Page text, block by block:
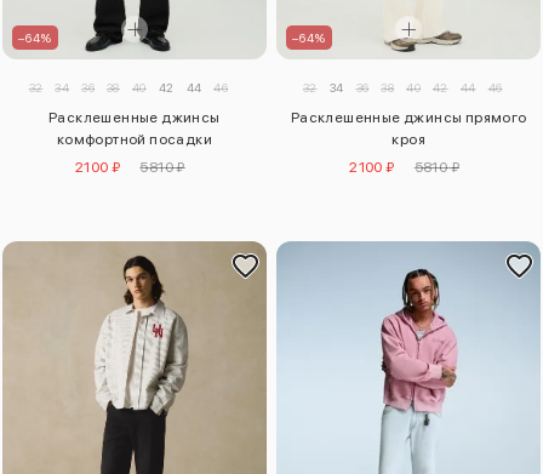
–64%
32 34 36 38 40 42 44 46
Расклешенные джинсы
комфортной посадки
2100 ₽
5810 ₽
–64%
32 34 36 38 40 42 44 46
Расклешенные джинсы прямого
кроя
2100 ₽
5810 ₽